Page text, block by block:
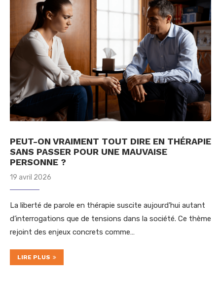
PEUT-ON VRAIMENT TOUT DIRE EN THÉRAPIE
SANS PASSER POUR UNE MAUVAISE
PERSONNE ?
19 avril 2026
La liberté de parole en thérapie suscite aujourd’hui autant
d’interrogations que de tensions dans la société. Ce thème
rejoint des enjeux concrets comme…
LIRE PLUS